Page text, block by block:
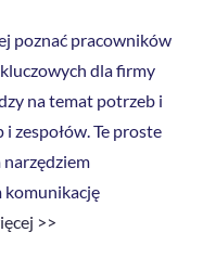
poznać pracowników
dla firmy
na temat potrzeb i
zespołów. Te proste
narzędziem
komunikację
>>